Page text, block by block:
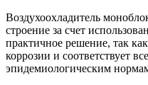
Воздухоохладитель
строение за счет
практичное решение, так
коррозии и соответствует
эпидемиологическим